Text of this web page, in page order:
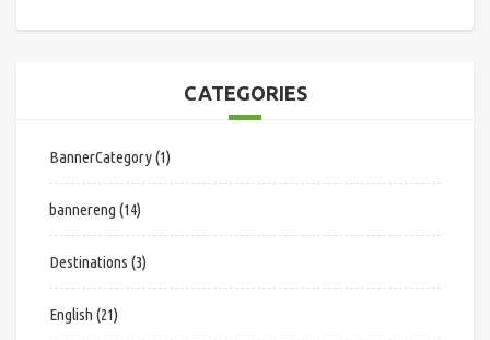
CATEGORIES
BannerCategory(1)
bannereng (14)
Destinations (3)
English (21)